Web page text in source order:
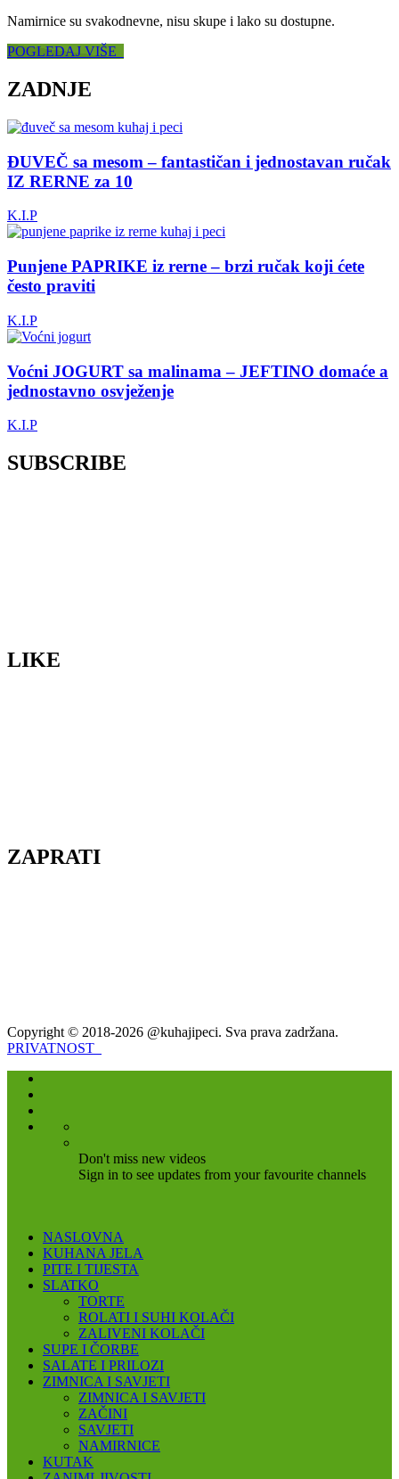
Namirnice su svakodnevne, nisu skupe i lako su dostupne.
POGLEDAJ VIŠE
ZADNJE
ĐUVEČ sa mesom – fantastičan i jednostavan ručak
IZ RERNE za 10
K.I.P
Punjene PAPRIKE iz rerne – brzi ručak koji ćete
često praviti
K.I.P
Voćni JOGURT sa malinama – JEFTINO domaće a
jednostavno osvježenje
K.I.P
SUBSCRIBE
LIKE
ZAPRATI
Copyright © 2018-2026 @kuhajipeci. Sva prava zadržana.
PRIVATNOST
Don't miss new videos
Sign in to see updates from your favourite channels
NASLOVNA
KUHANA JELA
PITE I TIJESTA
SLATKO
TORTE
ROLATI I SUHI KOLAČI
ZALIVENI KOLAČI
SUPE I ČORBE
SALATE I PRILOZI
ZIMNICA I SAVJETI
ZIMNICA I SAVJETI
ZAČINI
SAVJETI
NAMIRNICE
KUTAK